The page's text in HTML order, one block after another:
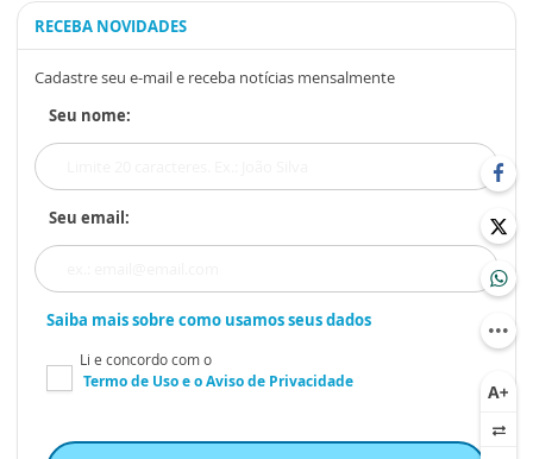
RECEBA NOVIDADES
Cadastre seu e-mail e receba notícias mensalmente
Seu nome:
Seu email:
Saiba mais sobre como usamos seus dados
Li e concordo com o
Termo de Usoe oAviso de Privacidade